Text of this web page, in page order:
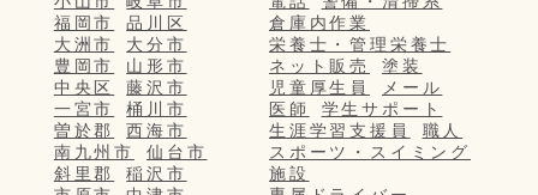
福岡市
品川区
大洲市
大分市
豊岡市
山形市
中央区
藤沢市
一宮市
桶川市
曽於郡
西海市
南九州市
仙台市
斜里郡
稲沢市
倉庫内作業
栄養士・管理栄養士
ネット販売
塗装
児童厚生員
メール
医師
学生サポート
生涯学習支援員
職人
スポーツ・スイミング
施設